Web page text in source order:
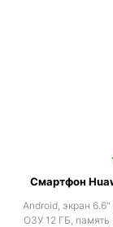
Смартфон
Android, экран
ОЗУ 12 ГБ,